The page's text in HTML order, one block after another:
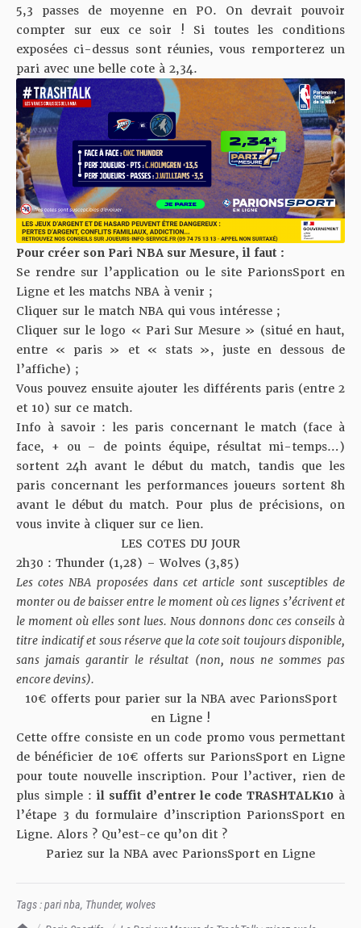
5,3 passes de moyenne en PO. On devrait pouvoir
compter sur eux ce soir ! Si toutes les conditions
exposées ci-dessus sont réunies, vous remporterez un
pari avec une belle cote à 2,34.
Pour créer son Pari NBA sur Mesure, il faut :
Se rendre sur l’application ou le site ParionsSport en
Ligne et les matchs NBA à venir ;
Cliquer sur le match NBA qui vous intéresse ;
Cliquer sur le logo « Pari Sur Mesure » (situé en haut,
entre « paris » et « stats », juste en dessous de
l’affiche) ;
Vous pouvez ensuite ajouter les différents paris (entre 2
et 10) sur ce match.
Info à savoir : les paris concernant le match (face à
face, + ou – de points équipe, résultat mi-temps…)
sortent 24h avant le début du match, tandis que les
paris concernant les performances joueurs sortent 8h
avant le début du match. Pour plus de précisions, on
vous invite à cliquer sur ce lien.
LES COTES DU JOUR
2h30 : Thunder (1,28) – Wolves (3,85)
Les cotes NBA proposées dans cet article sont susceptibles de
monter ou de baisser entre le moment où ces lignes s’écrivent et
le moment où elles sont lues. Nous donnons donc ces conseils à
titre indicatif et sous réserve que la cote soit toujours disponible,
sans jamais garantir le résultat (non, nous ne sommes pas
encore devins).
10€ offerts pour parier sur la NBA avec ParionsSport
en Ligne !
Cette offre consiste en un code promo vous permettant
de bénéficier de 10€ offerts sur ParionsSport en Ligne
pour toute nouvelle inscription. Pour l’activer, rien de
plus simple : il suffit d’entrer le code TRASHTALK10 à
l’étape 3 du formulaire d’inscription ParionsSport en
Ligne. Alors ? Qu’est-ce qu’on dit ?
Pariez sur la NBA avec ParionsSport en Ligne
Tags :pari nba, Thunder, wolves